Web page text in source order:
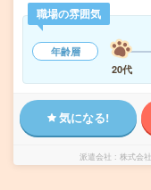
職場の雰囲気
年齢層
20代
気になる!
派遣会社 株式会